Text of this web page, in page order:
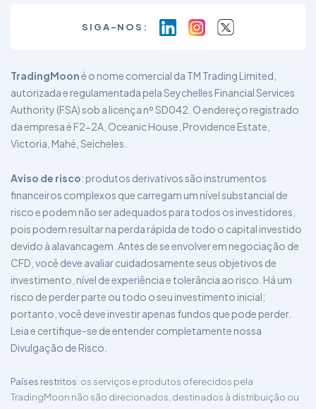
SIGA-NOS:
TradingMooné o nome comercial da TM Trading Limited,
autorizada e regulamentada pela Seychelles Financial Services
Authority (FSA) sob a licença nº SD042. O endereço registrado
da empresa é F2-2A, Oceanic House, Providence Estate,
Victoria, Mahé, Seicheles.
Aviso de risco: produtos derivativos são instrumentos
financeiros complexos que carregam um nível substancial de
risco e podem não ser adequados para todos os investidores,
pois podem resultar na perda rápida de todo o capital investido
devido à alavancagem. Antes de se envolver em negociação de
CFD, você deve avaliar cuidadosamente seus objetivos de
investimento, nível de experiência e tolerância ao risco. Há um
risco de perder parte ou todo o seu investimento inicial;
portanto, você deve investir apenas fundos que pode perder.
Leia e certifique-se de entender completamente nossa
Divulgação de Risco.
Países restritos: os serviços e produtos oferecidos pela
TradingMoon não são direcionados, destinados à distribuição ou